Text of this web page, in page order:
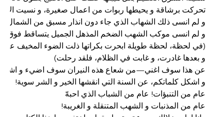
و بعدها غادرت، و غابت في الظلام، فلقد رحلت)